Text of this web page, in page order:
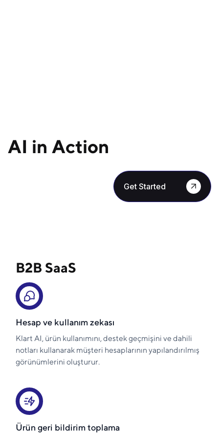
AI in Action
Get Started
B2B SaaS
Hesap ve kullanım zekası
Klart AI, ürün kullanımını, destek geçmişini ve dahili
notları kullanarak müşteri hesaplarının yapılandırılmış
görünümlerini oluşturur.
Ürün geri bildirim toplama